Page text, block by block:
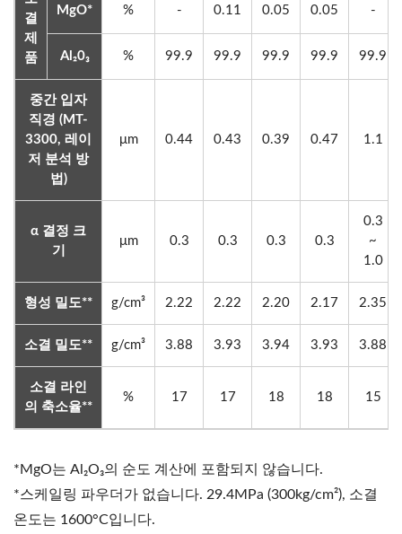
결
제
품
MgO* % - 0.11 0.05 0.05 -
Al₂0₃ % 99.9 99.9 99.9 99.9 99.9
중간 입자
직경 (MT-
3300, 레이
저 분석 방
법)
μm 0.44 0.43 0.39 0.47 1.1
α 결정 크
기
μm 0.3 0.3 0.3 0.3
0.3
~
1.0
형성 밀도** g/cm³ 2.22 2.22 2.20 2.17 2.35
소결 밀도** g/cm³ 3.88 3.93 3.94 3.93 3.88
소결 라인
의 축소율**
% 17 17 18 18 15
*MgO는 Al₂O₃의 순도 계산에 포함되지 않습니다.
*스케일링 파우더가 없습니다. 29.4MPa (300kg/cm²), 소결
온도는 1600°C입니다.